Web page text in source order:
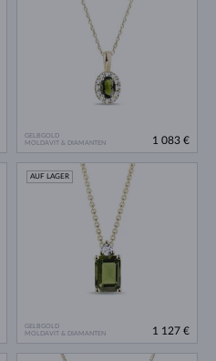
GELBGOLD
MOLDAVIT & DIAMANTEN
1 083 €
GELBGOLD
MOLDAVIT & DIAMANTEN
AUF LAGER
1 127 €